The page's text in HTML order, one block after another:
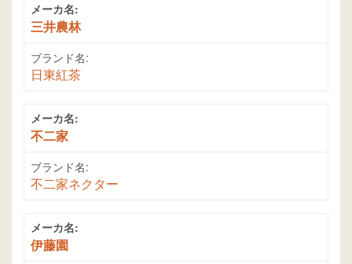
メーカ名:
三井農林
ブランド名:
日東紅茶
メーカ名:
不二家
ブランド名:
不二家ネクター
メーカ名:
伊藤園